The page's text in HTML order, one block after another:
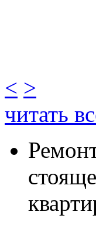
< >
читать